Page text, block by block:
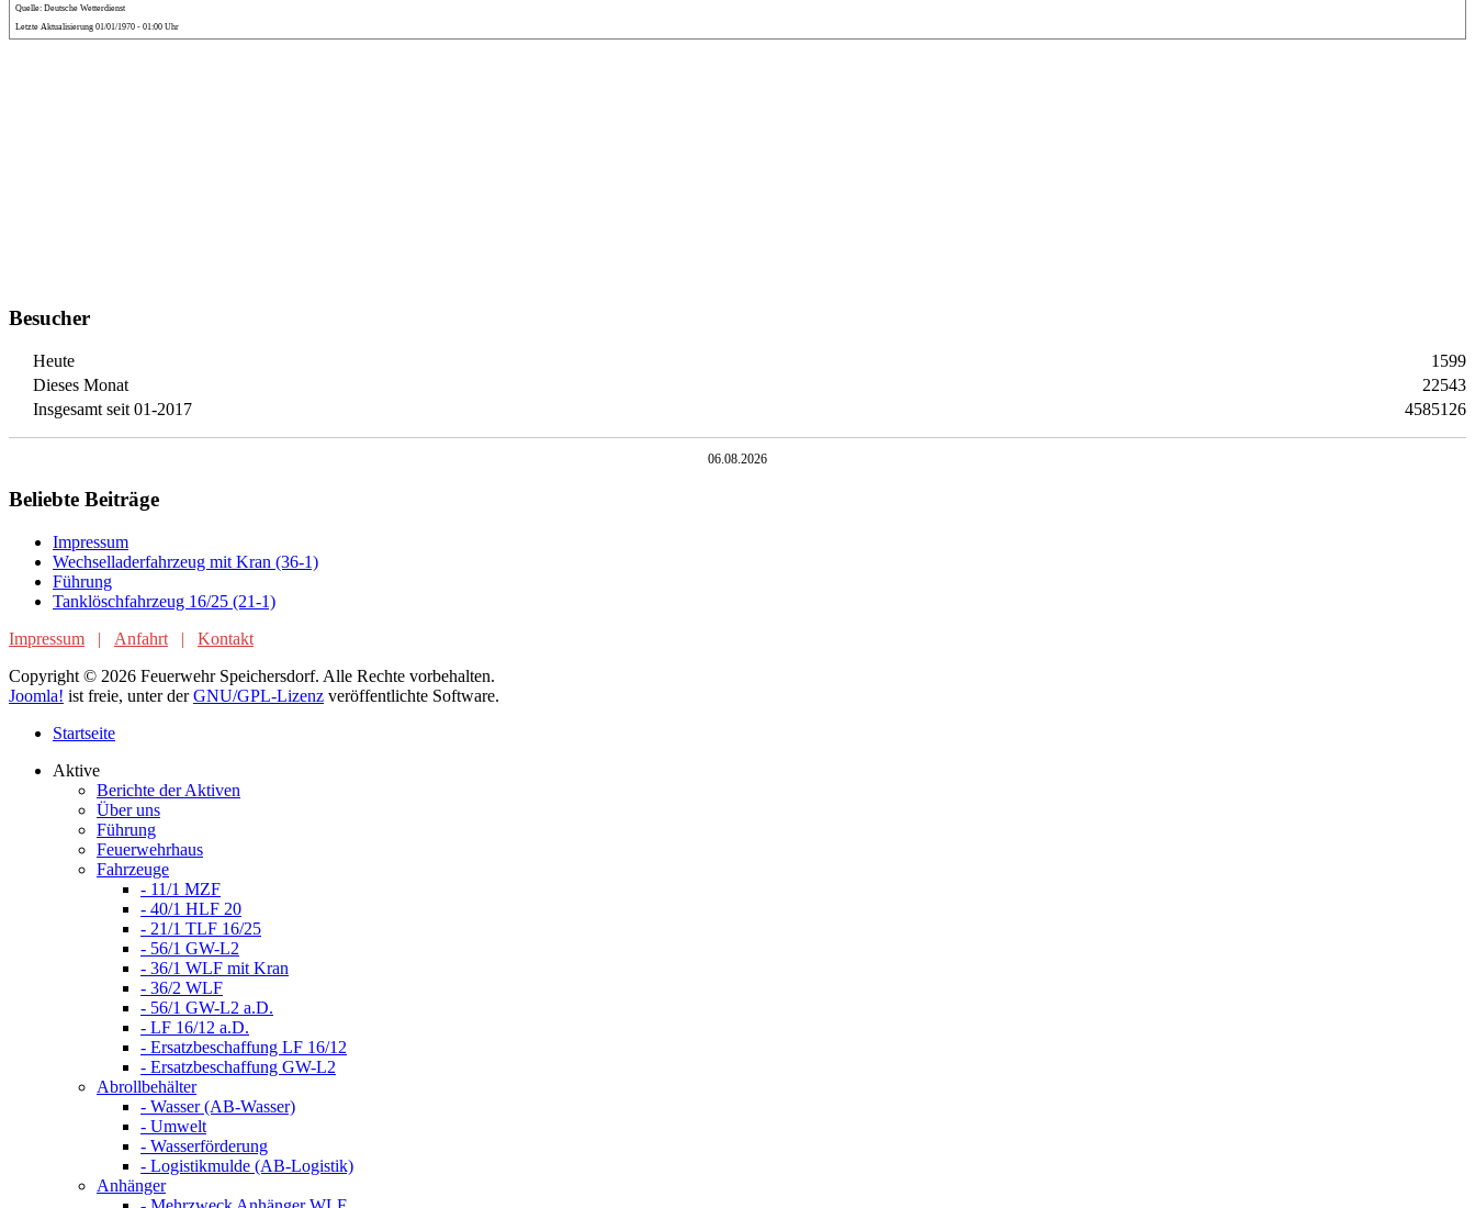
Quelle: Deutsche Wetterdienst
Letzte Aktualisierung 01/01/1970 - 01:00 Uhr
Besucher
Heute
1599
Dieses Monat
22543
Insgesamt seit 01-2017
4585126
06.08.2026
Beliebte Beiträge
Impressum
Wechselladerfahrzeug mit Kran (36-1)
Führung
Tanklöschfahrzeug 16/25 (21-1)
Impressum | Anfahrt | Kontakt
Copyright © 2026 Feuerwehr Speichersdorf. Alle Rechte vorbehalten.
Joomla! ist freie, unter derGNU/GPL-Lizenz veröffentlichte Software.
Startseite
Aktive
Berichte der Aktiven
Über uns
Führung
Feuerwehrhaus
Fahrzeuge
- 11/1 MZF
- 40/1 HLF 20
- 21/1 TLF 16/25
- 56/1 GW-L2
- 36/1 WLF mit Kran
- 36/2 WLF
- 56/1 GW-L2 a.D.
- LF 16/12 a.D.
- Ersatzbeschaffung LF 16/12
- Ersatzbeschaffung GW-L2
Abrollbehälter
- Wasser (AB-Wasser)
- Umwelt
- Wasserförderung
- Logistikmulde (AB-Logistik)
Anhänger